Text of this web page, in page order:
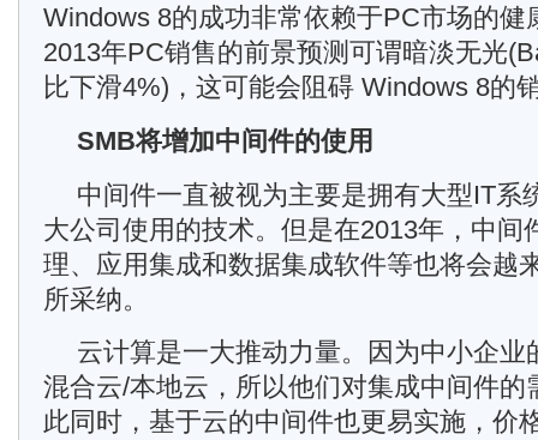
Windows 8的成功非常依赖于PC市场的健
2013年PC销售的前景预测可谓暗淡无光
比下滑4%)，这可能会阻碍 Windows 8的
SMB将增加中间件的使用
中间件一直被视为主要是拥有大型IT系
大公司使用的技术。但是在2013年，中间
理、应用集成和数据集成软件等也将会越
所采纳。
云计算是一大推动力量。因为中小企业
混合云/本地云，所以他们对集成中间件的
此同时，基于云的中间件也更易实施，价